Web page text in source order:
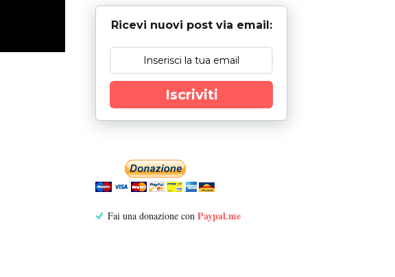
Ricevi nuovi post via email:
Iscriviti
Fai una donazione con Paypal.me